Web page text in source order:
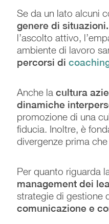
Se da un lato alcuni
genere di situazioni.
l’ascolto attivo,
ambiente di lavoro
percorsi di
Anche la cultura
dinamiche
promozione di una
fiducia. Inoltre, è
divergenze prima
Per quanto riguarda
management dei
strategie di gestione
comunicazione e